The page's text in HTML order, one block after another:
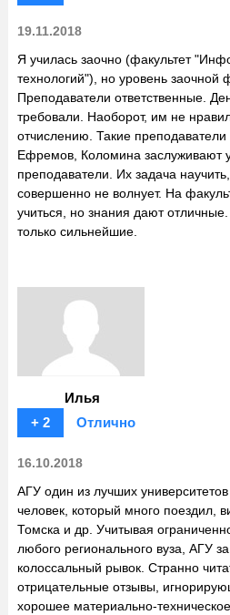
19.11.2018
Я училась заочно (факультет
технологий"), но уровень заочной
Преподаватели ответственные.
требовали. Наоборот, им не
отчислению. Такие преподаватели
Ефремов, Коломина заслуживают
преподаватели. Их задача
совершенно не волнует. На
учиться, но знания дают отличные.
только сильнейшие.
Илья
+ 2
Отлично
16.10.2018
АГУ один из лучших
человек, который много поездил,
Томска и др. Учитывая
любого регионального вуза, АГУ
колоссальный рывок. Странно
отрицательные отзывы,
хорошее материально-